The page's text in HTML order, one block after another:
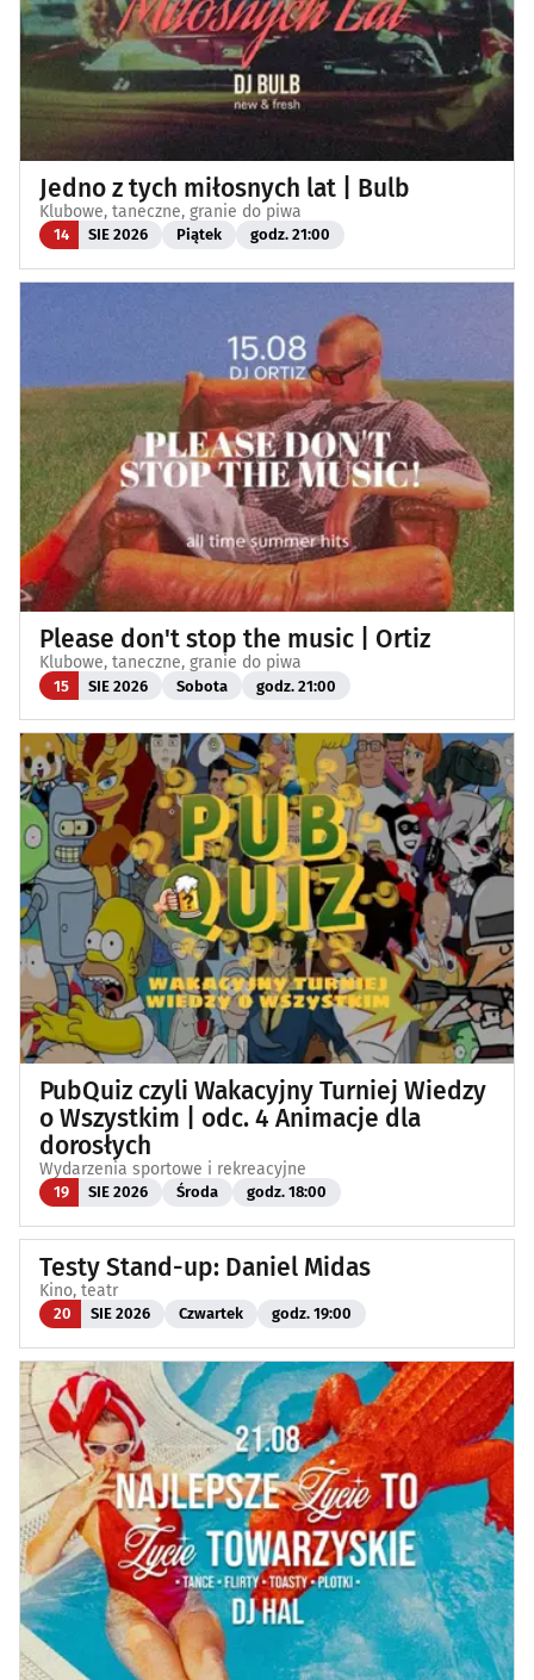
Jedno z tych miłosnych lat | Bulb
Klubowe, taneczne, granie do piwa
14 SIE 2026 Piątek godz. 21:00
Please don't stop the music | Ortiz
Klubowe, taneczne, granie do piwa
15 SIE 2026 Sobota godz. 21:00
PubQuiz czyli Wakacyjny Turniej Wiedzy
o Wszystkim | odc. 4 Animacje dla
dorosłych
Wydarzenia sportowe i rekreacyjne
19 SIE 2026 Środa godz. 18:00
Testy Stand-up: Daniel Midas
Kino, teatr
20 SIE 2026 Czwartek godz. 19:00